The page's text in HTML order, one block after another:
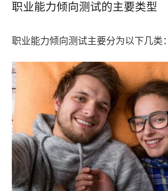
职业能力倾向测试的主要类型
职业能力倾向测试主要分为以下几类：